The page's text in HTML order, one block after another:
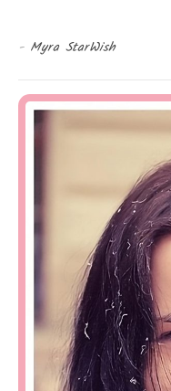
- Myra StarWish